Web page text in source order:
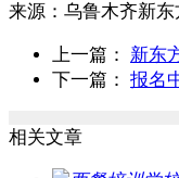
来源： 乌鲁木齐新
上一篇： 新东
下一篇： 报名
相关文章